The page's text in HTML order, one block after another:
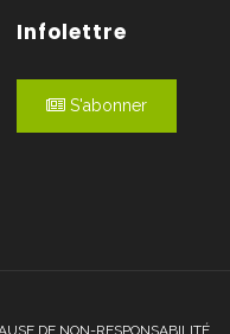
Infolettre
S'abonner
DE NON-RESPONSABILITÉ